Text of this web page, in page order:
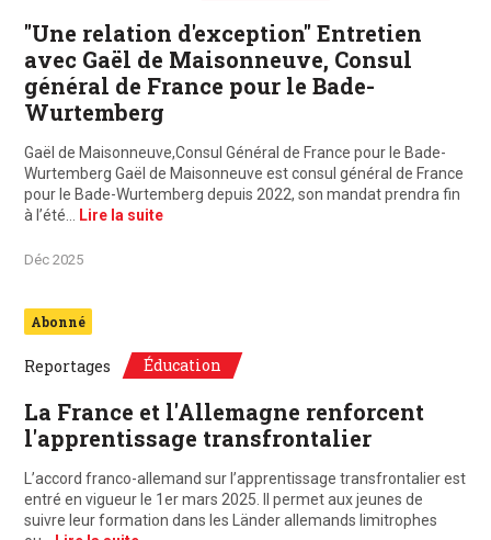
"Une relation d'exception" Entretien
avec Gaël de Maisonneuve, Consul
général de France pour le Bade-
Wurtemberg
Gaël de Maisonneuve,Consul Général de France pour le Bade-
Wurtemberg Gaël de Maisonneuve est consul général de France
pour le Bade-Wurtemberg depuis 2022, son mandat prendra fin
à l’été…
Lire la suite
Déc 2025
Abonné
Reportages Éducation
La France et l'Allemagne renforcent
l'apprentissage transfrontalier
L’accord franco-allemand sur l’apprentissage transfrontalier est
entré en vigueur le 1er mars 2025. Il permet aux jeunes de
suivre leur formation dans les Länder allemands limitrophes